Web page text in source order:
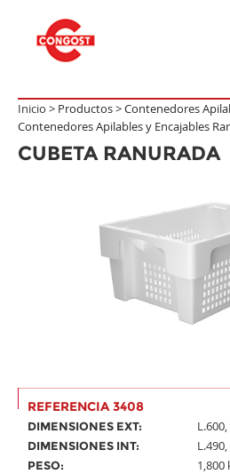
Inicio > Productos>Contenedores
Contenedores Apilables y Encajables
CUBETA RANURADA
REFERENCIA 3408
DIMENSIONES EXT:
DIMENSIONES INT:
PESO: 1,800